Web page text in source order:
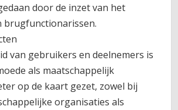
door de inzet van het
brugfunctionarissen.
van gebruikers en deelnemers is
als maatschappelijk
op de kaart gezet, zowel bij
organisaties als